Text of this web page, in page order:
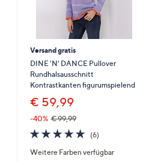
Versand gratis
DINE 'N' DANCE Pullover
Rundhalsausschnitt
Kontrastkanten figurumspielend
€ 59,99
-40% € 99,99
4.7
von
5
(6)6
Weitere Farben verfügbar